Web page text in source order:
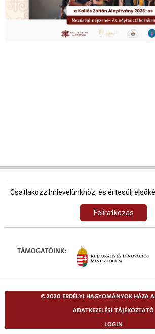
Csatlakozz hírlevelünkhöz, és értesülj
Feliratkozás
TÁMOGATÓINK:
© 2020 ERDÉLYI HAGYOMÁNYOK HÁZA
ADATKEZELÉSI TÁJÉKOZTATÓ
LOGIN